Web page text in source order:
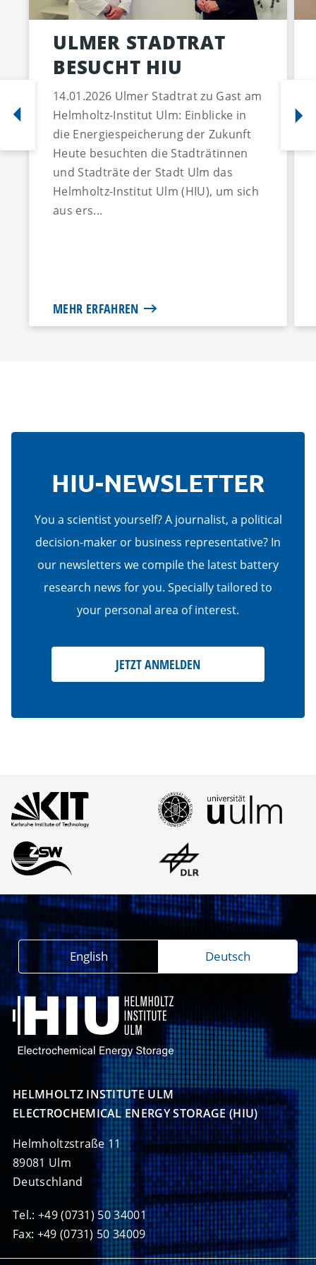
ULMER STADTRAT
BESUCHT HIU
14.01.2026 Ulmer Stadtrat zu Gast am
Helmholtz-Institut Ulm: Einblicke in
die Energiespeicherung der Zukunft
Heute besuchten die Stadträtinnen
und Stadträte der Stadt Ulm das
Helmholtz-Institut Ulm (HIU), um sich
aus ers...
MEHR ERFAHREN
HIU-NEWSLETTER
You a scientist yourself? A journalist, a political
decision-maker or business representative? In
our newsletters we compile the latest battery
research news for you. Specially tailored to
your personal area of interest.
JETZT ANMELDEN
HELMHOLTZ INSTITUTE ULM
ELECTROCHEMICAL ENERGY STORAGE (HIU)
Helmholtzstraße 11
89081 Ulm
Deutschland
Tel.: +49 (0731) 50 34001
Fax: +49 (0731) 50 34009
English Deutsch